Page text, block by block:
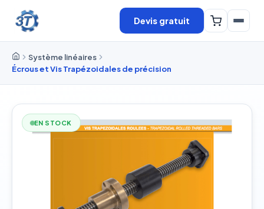
Devis gratuit
Système linéaires
Écrous et Vis Trapézoidales de précision
EN STOCK